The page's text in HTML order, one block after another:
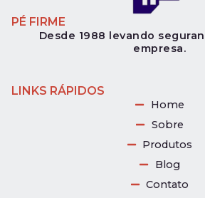
PÉ FIRME
Desde 1988 levando
empresa.
LINKS RÁPIDOS
Home
Sobre
Produtos
Blog
Contato